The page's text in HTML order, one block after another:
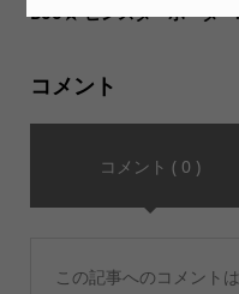
Boo★ ピンスターボーダー
コメント
コメント ( 0 )
この記事へのコメント